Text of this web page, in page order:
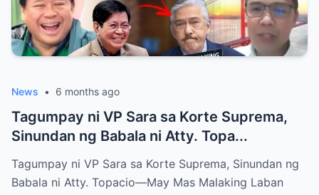
News • 6 months ago
Tagumpay ni VP Sara sa Korte Suprema,
Sinundan ng Babala ni Atty. Topa...
Tagumpay ni VP Sara sa Korte Suprema, Sinundan ng
Babala ni Atty. Topacio—May Mas Malaking Laban